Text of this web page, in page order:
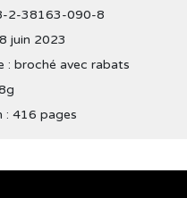
2-38163-090-8
8 juin 2023
: broché avec rabats
: 416 pages